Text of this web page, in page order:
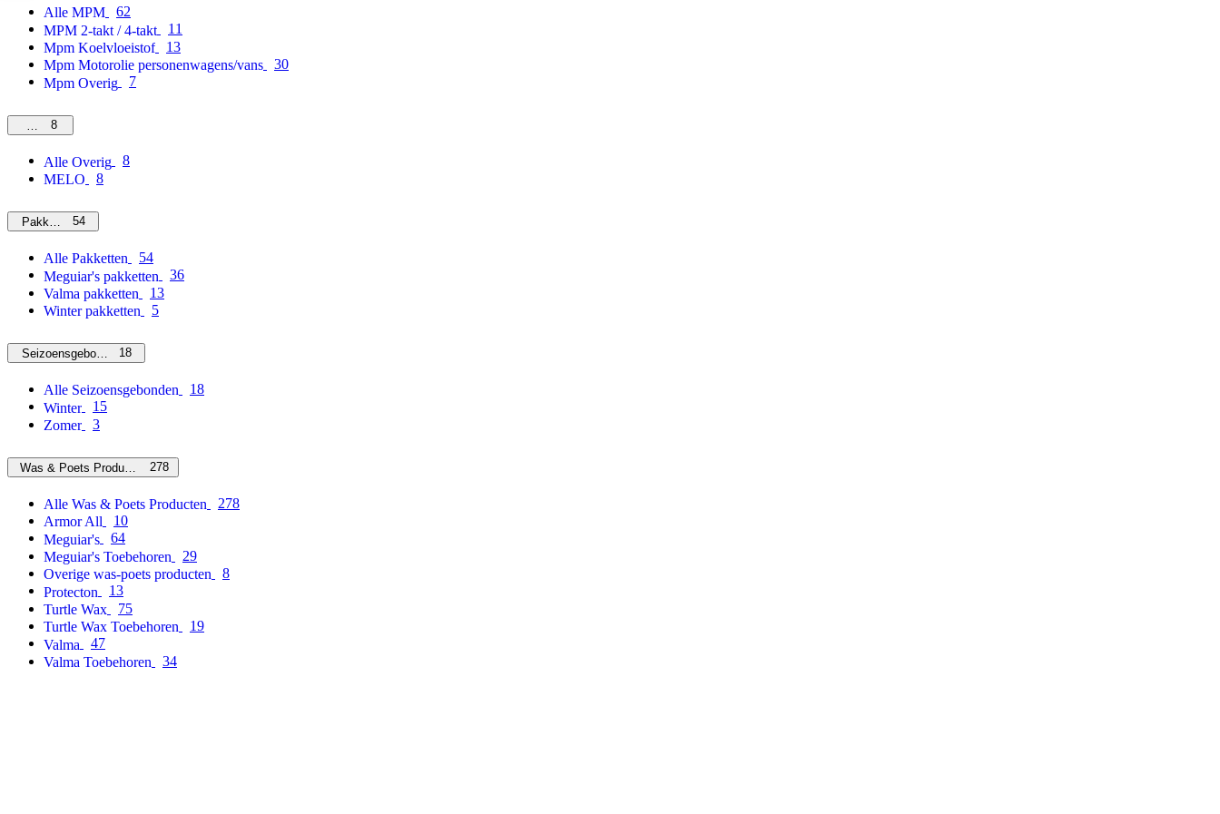
Alle MPM
62
MPM 2-takt / 4-takt
11
Mpm Koelvloeistof
13
Mpm Motorolie personenwagens/vans
30
Mpm Overig
7
Overig
8
Alle Overig
8
MELO
8
Pakketten54
Alle Pakketten
54
Meguiar's pakketten
36
Valma pakketten
13
Winter pakketten
5
Seizoensgebonden18
Alle Seizoensgebonden
18
Winter
15
Zomer
3
Was & Poets Producten 278
Alle Was & Poets Producten
278
Armor All
10
Meguiar's
64
Meguiar's Toebehoren
29
Overige was-poets producten
8
Protecton
13
Turtle Wax
75
Turtle Wax Toebehoren
19
Valma
47
Valma Toebehoren
34